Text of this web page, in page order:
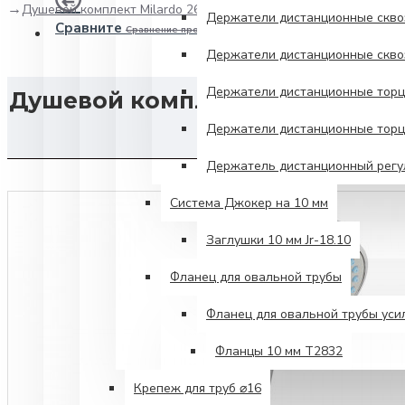
Сравните Сравнение продуктов
Держатели дистанционные
Держатели дистанционные
Держатели дистанционные
Держатели дистанционные
Держатель дистанционный
Система Джокер на 10 мм
Заглушки 10 мм Jr-18.10
Фланец для овальной трубы
Фланец для овальной трубы
Фланцы 10 мм Т2832
Крепеж для труб ⌀16
Душевой комплект Milardo 2601F70M16 лейка d78 мм шланг
Душевой комплект Milardo